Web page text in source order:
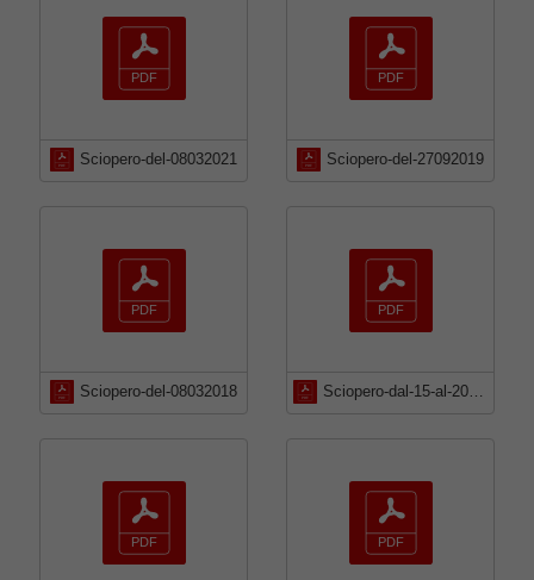
Sciopero-del-08032021 Sciopero-del-27092019
Sciopero-del-08032018